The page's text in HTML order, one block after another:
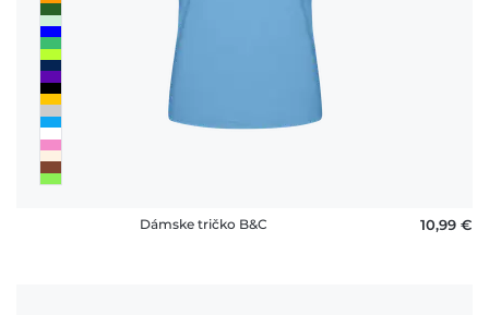
vrátenia
platby
Dámske tričko B&C 10,99 €